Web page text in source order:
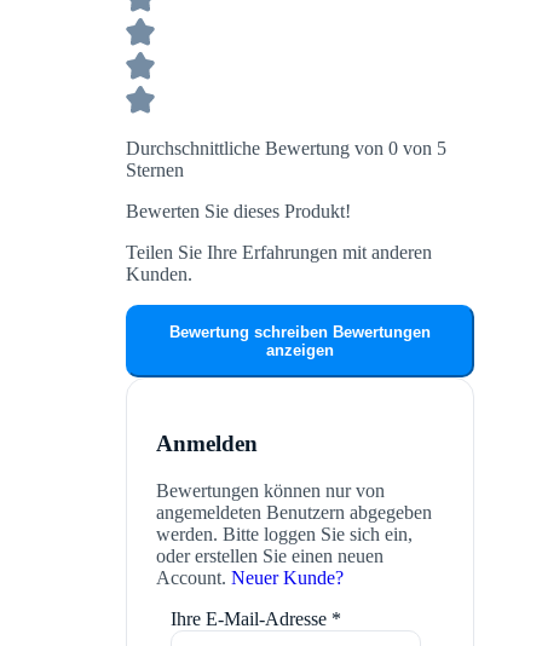
Durchschnittliche Bewertung von 0 von 5
Sternen
Bewerten Sie dieses Produkt!
Teilen Sie Ihre Erfahrungen mit anderen
Kunden.
Bewertung schreiben Bewertungen
anzeigen
Anmelden
Bewertungen können nur von
angemeldeten Benutzern abgegeben
werden. Bitte loggen Sie sich ein,
oder erstellen Sie einen neuen
Account. Neuer Kunde?
Ihre E-Mail-Adresse *